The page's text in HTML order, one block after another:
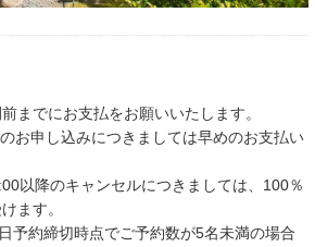
までにお支払をお願いいたします。
お申し込みにつきましては早めのお支払い
以降のキャンセルにつきましては、100％
ます。
予約締切時点でご予約数が5名未満の場合